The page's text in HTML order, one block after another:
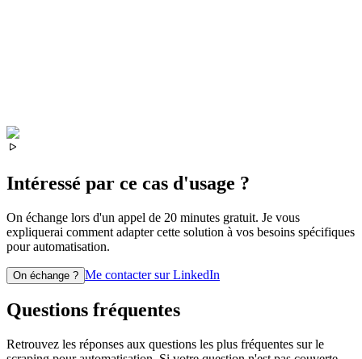
Intéressé par ce cas d'usage ?
On échange lors d'un appel de 20 minutes gratuit. Je vous
expliquerai comment adapter cette solution à vos besoins spécifiques
pourautomatisation.
On échange ? Me contacter sur LinkedIn
Questions fréquentes
Retrouvez les réponses aux questions les plus fréquentes sur le